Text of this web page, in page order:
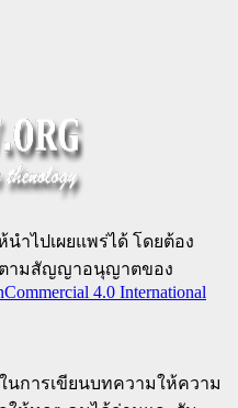
ำไปเผยแพร่ได้ โดยต้อง
ตามสัญญาอนุญาตของ
4.0 International
ในการเขียนบทความให้ความ